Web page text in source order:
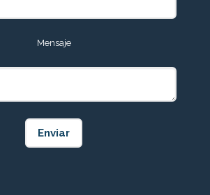
Mensaje